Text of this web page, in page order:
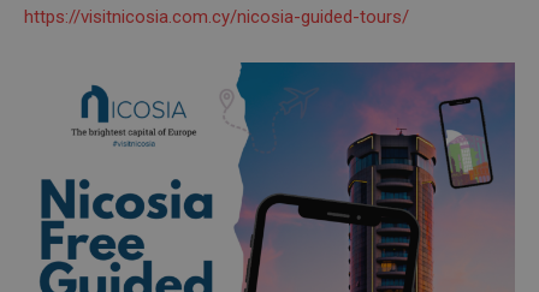
https://visitnicosia.com.cy/nicosia-guided-tours/